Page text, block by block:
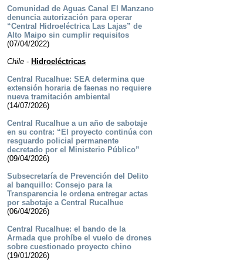
Comunidad de Aguas Canal El Manzano
denuncia autorización para operar
“Central Hidroeléctrica Las Lajas” de
Alto Maipo sin cumplir requisitos
(07/04/2022)
Chile- Hidroeléctricas
Central Rucalhue: SEA determina que
extensión horaria de faenas no requiere
nueva tramitación ambiental
(14/07/2026)
Central Rucalhue a un año de sabotaje
en su contra: “El proyecto continúa con
resguardo policial permanente
decretado por el Ministerio Público”
(09/04/2026)
Subsecretaría de Prevención del Delito
al banquillo: Consejo para la
Transparencia le ordena entregar actas
por sabotaje a Central Rucalhue
(06/04/2026)
Central Rucalhue: el bando de la
Armada que prohíbe el vuelo de drones
sobre cuestionado proyecto chino
(19/01/2026)